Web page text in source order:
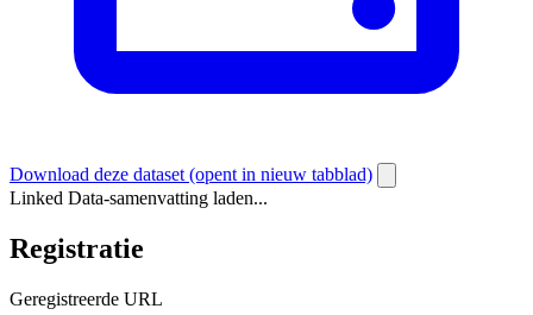
Download deze dataset (opent in nieuw tabblad)
Linked Data-samenvatting laden...
Registratie
Geregistreerde URL